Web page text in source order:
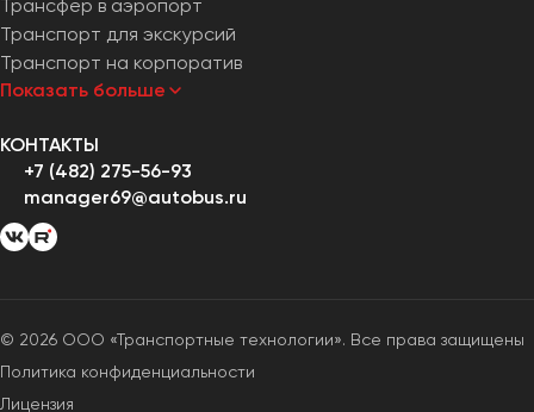
Трансфер в аэропорт
Транспорт для экскурсий
Транспорт на корпоратив
Показать больше
КОНТАКТЫ
+7 (482) 275-56-93
manager69@autobus.ru
© 2026 ООО «Транспортные технологии». Все права защищены
Политика конфиденциальности
Лицензия